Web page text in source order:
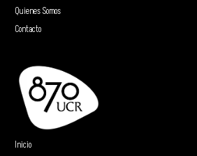
Quienes Somos
Contacto
Inicio